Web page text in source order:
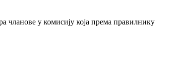
чланове у комисију која према правилнику